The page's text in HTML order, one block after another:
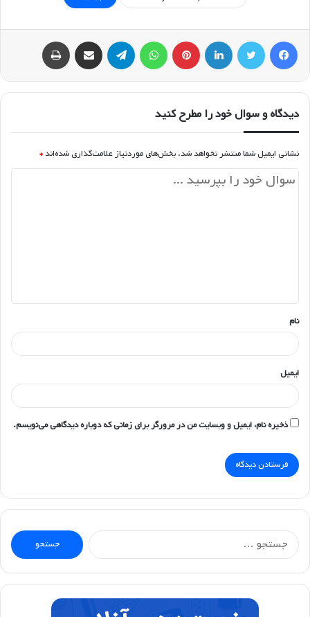
فیسبوک توییتر لینکداین پینتریست تلگرام اشتراک گذاری با ایمیل
دیدگاه و سوال خود را مطرح کنید
نشانی ایمیل شما منتشر نخواهد شد. بخش‌های موردنیاز علامت‌گذاری شده‌اند *
*
نام
ایمیل
ذخیره نام، ایمیل و وبسایت من در مرورگر برای زمانی که دوباره دیدگاهی می‌نویسم.
جستجو
برای: